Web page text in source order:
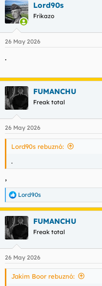
Lord90s
Frikazo
26 May 2026
.
FUMANCHU
Freak total
26 May 2026
Lord90s rebuznó:
.
,
R
e
a
c
i
e
s
Lord90s
FUMANCHU
Freak total
26 May 2026
Jakim Boor rebuznó: